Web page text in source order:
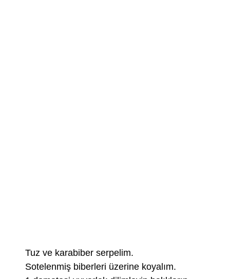
Tuz ve karabiber serpelim.
Sotelenmiş biberleri üzerine koyalım.